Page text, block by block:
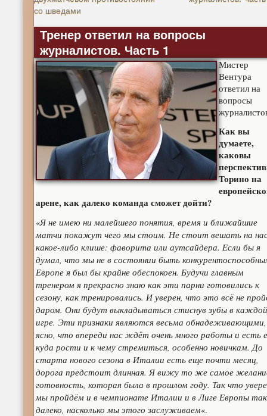
со шведами
Тренер ответил на вопросы
журналистов. Часть 1
Мистер
Вентура
ответил на
вопросы
Как вы
думаете,
каковы
Торино на
арене, как далеко команда сможет дойти?
«Я не имею ни малейшего понятия, время и ближайшие
матчи покажут чего мы стоим. Не стоит вешать на
какое-либо клише: фаворита или аутсайдера. Если бы я
думал, что мы не в состоянии быть
Европе я был бы крайне обеспокоен. Будучи главным
тренером я прекрасно знаю как эти парни готовились к
сезону, как тренировались. И уверен, что это всё не
даром. Они будут выкладываться стиснув зубы в каждой
игре. Эти признаки являются весьма
ясно, что впереди нас ждёт очень много работы и есть
куда рости и к чему стремиться, особенно новичкам. До
старта нового сезона в Италии есть еще почти месяц,
дорога предстоит длинная. Я вижу то же самое
готовность, которая была в прошлом году. Так что
мы пройдём и в чемпионате Италии и в Лиге Европы так
далеко, насколько мы этого заслуживаем«.